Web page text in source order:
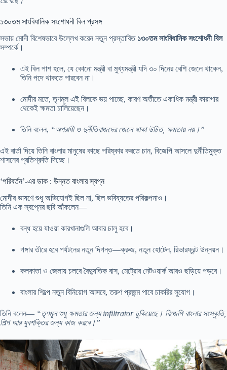
১৩০তম সাংবিধানিক সংশোধনী বিল প্রসঙ্গ
সভায় মোদী বিশেষভাবে উল্লেখ করেন নতুন প্রস্তাবিত ১৩০তম সাংবিধানিক সংশোধনী বিল
সম্পর্কে।
এই বিল পাশ হলে, যে কোনো মন্ত্রী বা মুখ্যমন্ত্রী যদি ৩০ দিনের বেশি জেলে থাকেন,
তিনি পদে থাকতে পারবেন না।
মোদীর মতে, তৃণমূল এই বিলকে ভয় পাচ্ছে, কারণ অতীতে একাধিক মন্ত্রী কারাগার
থেকেই ক্ষমতা চালিয়েছেন।
তিনি বলেন, “অপরাধী ও দুর্নীতিবাজদের জেলে থাকা উচিত, ক্ষমতায় নয়।”
এই বার্তা দিয়ে তিনি বাংলার মানুষের কাছে পরিষ্কার করতে চান, বিজেপি আসলে দুর্নীতিমুক্ত
শাসনের প্রতিশ্রুতি দিচ্ছে।
‘পরিবর্তন’-এর ডাক : উন্নত বাংলার স্বপ্ন
মোদীর ভাষণে শুধু অভিযোগই ছিল না, ছিল ভবিষ্যতের পরিকল্পনাও।
তিনি এক স্বপ্নের ছবি আঁকলেন—
বন্ধ হয়ে যাওয়া কারখানাগুলি আবার চালু হবে।
গঙ্গার তীরে হবে পর্যটনের নতুন দিগন্ত—ক্রুজ, নতুন হোটেল, রিভারফ্রন্ট উন্নয়ন।
কলকাতা ও জেলায় চলবে বৈদ্যুতিক বাস, মেট্রোর নেটওয়ার্ক আরও ছড়িয়ে পড়বে।
বাংলার শিল্পে নতুন বিনিয়োগ আসবে, তরুণ প্রজন্ম পাবে চাকরির সুযোগ।
তিনি বলেন— “তৃণমূল শুধু ক্ষমতার জন্য infiltrator ঢুকিয়েছে। বিজেপি বাংলার সংস্কৃতি,
শিল্প আর যুবশক্তির জন্য কাজ করবে।”